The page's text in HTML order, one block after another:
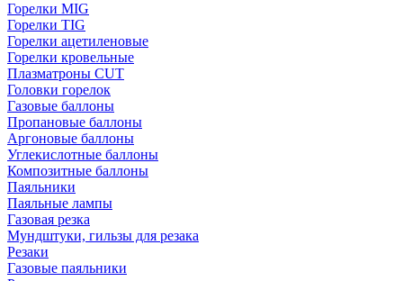
Горелки MIG
Горелки TIG
Горелки ацетиленовые
Горелки кровельные
Плазматроны CUT
Головки горелок
Газовые баллоны
Пропановые баллоны
Аргоновые баллоны
Углекислотные баллоны
Композитные баллоны
Паяльники
Паяльные лампы
Газовая резка
Мундштуки, гильзы для резака
Резаки
Газовые паяльники